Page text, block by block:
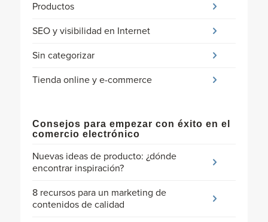
Productos
SEO y visibilidad en Internet
Sin categorizar
Tienda online y e-commerce
Consejos para empezar con éxito en el
comercio electrónico
Nuevas ideas de producto: ¿dónde
encontrar inspiración?
8 recursos para un marketing de
contenidos de calidad